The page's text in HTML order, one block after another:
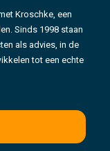
Kroschke, een
Sinds 1998 staan
als advies, in de
tot een echte